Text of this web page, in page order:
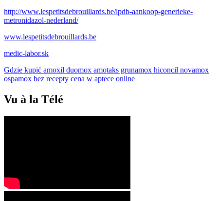
http://www.lespetitsdebrouillards.be/lpdb-aankoop-generieke-
metronidazol-nederland/
www.lespetitsdebrouillards.be
medic-labor.sk
Gdzie kupić amoxil duomox amotaks grunamox hiconcil novamox
ospamox bez recepty cena w aptece online
Vu à la Télé